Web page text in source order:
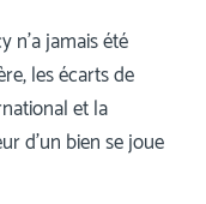
n’a jamais été
les écarts de
et la
d’un bien se joue